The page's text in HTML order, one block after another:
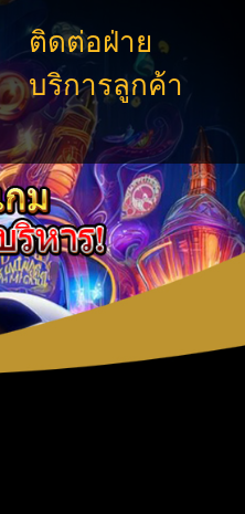
ติดต่อฝ่าย
บริการลูกค้า